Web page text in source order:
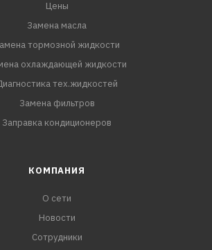
Цены
Замена масла
тормозной жидкости
охлаждающей жидкости
тех.жидкостей
Замена фильтров
Заправка кондиционеров
КОМПАНИЯ
О сети
Новости
Сотрудники